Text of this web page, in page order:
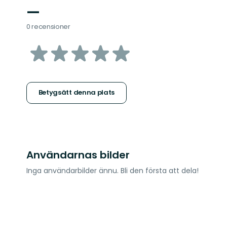
—
0 recensioner
av
stjärnor
Betygsätt denna plats
Användarnas bilder
Inga användarbilder ännu. Bli den första att dela!